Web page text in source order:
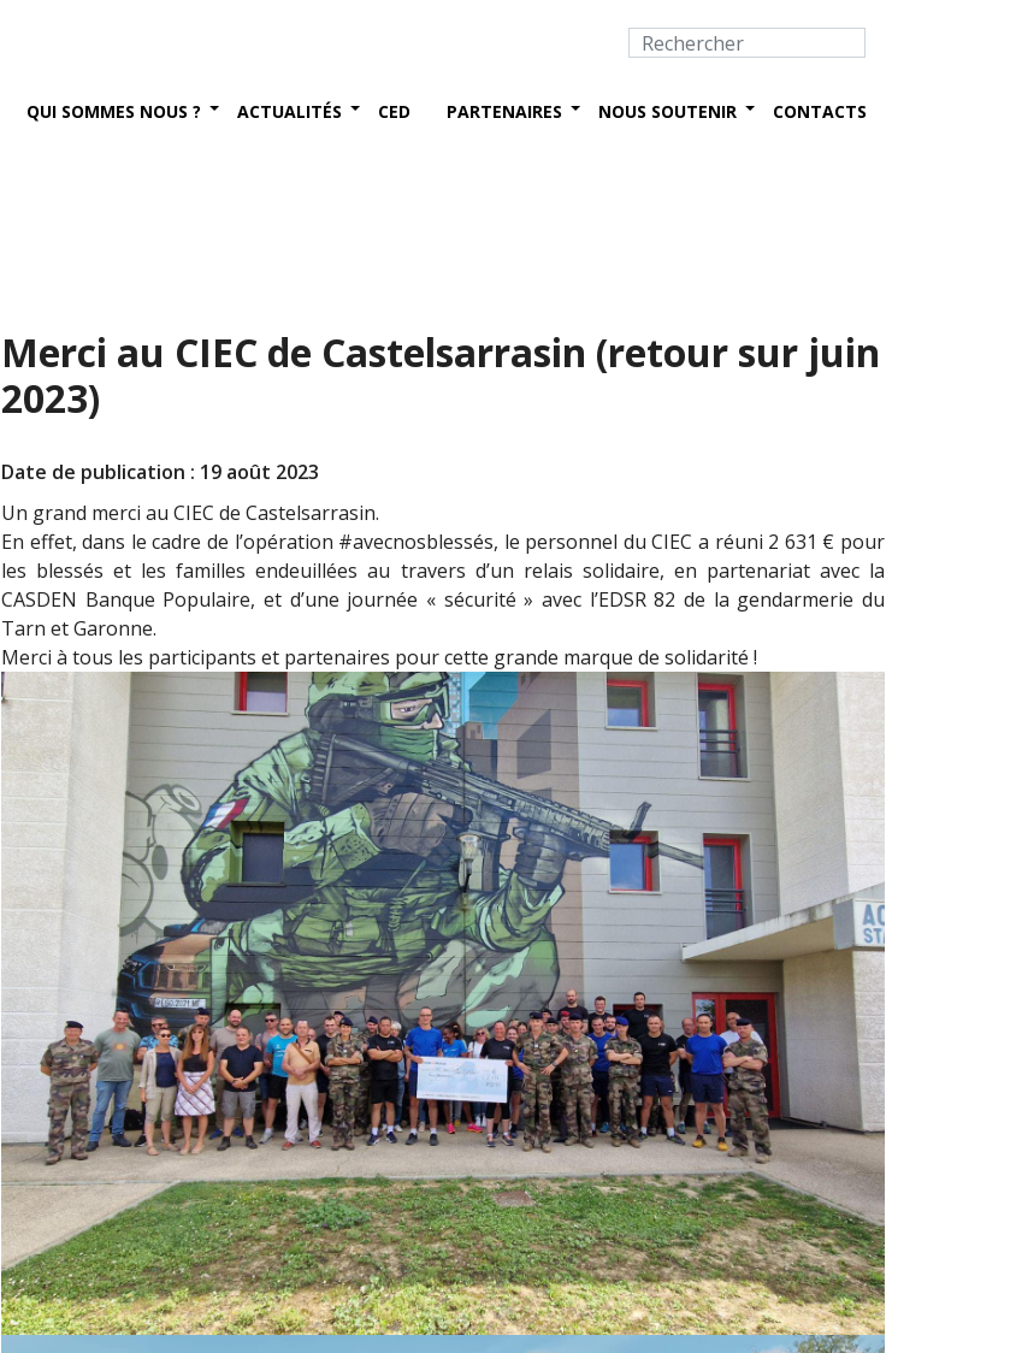
QUI SOMMES NOUS ? ACTUALITÉS CED PARTENAIRES NOUS SOUTENIR CONTACTS
Merci au CIEC de Castelsarrasin (retour sur juin
2023)
Date de publication : 19 août 2023
Un grand merci au CIEC de Castelsarrasin.
En effet, dans le cadre de l’opération #avecnosblessés, le personnel du CIEC a réuni 2 631 € pour
les blessés et les familles endeuillées au travers d’un relais solidaire, en partenariat avec la
CASDEN Banque Populaire, et d’une journée « sécurité » avec l’EDSR 82 de la gendarmerie du
Tarn et Garonne.
Merci à tous les participants et partenaires pour cette grande marque de solidarité !